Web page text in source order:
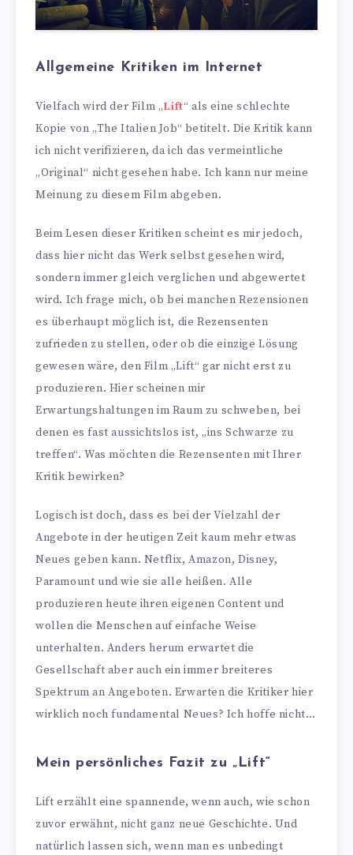
Allgemeine Kritiken im Internet
Vielfach wird der Film „Lift“ als eine schlechte
Kopie von „The Italien Job“ betitelt. Die Kritik kann
ich nicht verifizieren, da ich das vermeintliche
„Original“ nicht gesehen habe. Ich kann nur meine
Meinung zu diesem Film abgeben.
Beim Lesen dieser Kritiken scheint es mir jedoch,
dass hier nicht das Werk selbst gesehen wird,
sondern immer gleich verglichen und abgewertet
wird. Ich frage mich, ob bei manchen Rezensionen
es überhaupt möglich ist, die Rezensenten
zufrieden zu stellen, oder ob die einzige Lösung
gewesen wäre, den Film „Lift“ gar nicht erst zu
produzieren. Hier scheinen mir
Erwartungshaltungen im Raum zu schweben, bei
denen es fast aussichtslos ist, „ins Schwarze zu
treffen“. Was möchten die Rezensenten mit Ihrer
Kritik bewirken?
Logisch ist doch, dass es bei der Vielzahl der
Angebote in der heutigen Zeit kaum mehr etwas
Neues geben kann. Netflix, Amazon, Disney,
Paramount und wie sie alle heißen. Alle
produzieren heute ihren eigenen Content und
wollen die Menschen auf einfache Weise
unterhalten. Anders herum erwartet die
Gesellschaft aber auch ein immer breiteres
Spektrum an Angeboten. Erwarten die Kritiker hier
wirklich noch fundamental Neues? Ich hoffe nicht…
Mein persönliches Fazit zu „Lift“
Lift erzählt eine spannende, wenn auch, wie schon
zuvor erwähnt, nicht ganz neue Geschichte. Und
natürlich lassen sich, wenn man es unbedingt